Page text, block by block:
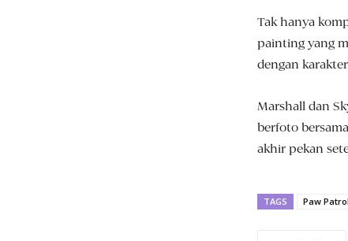
Tak hanya
painting yang
dengan
Marshall dan
berfoto
akhir pekan
TAGS Paw Patrol